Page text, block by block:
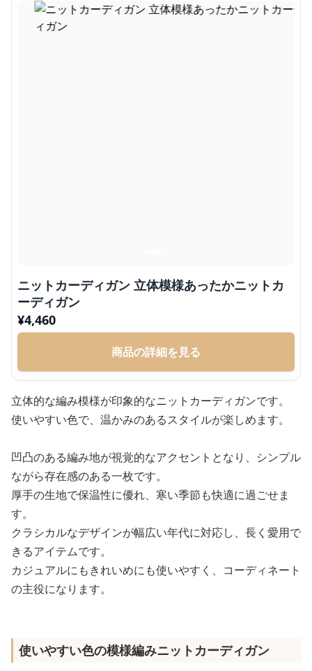
ニットカーディガン 立体模様あったかニットカ
ーディガン
¥4,460
商品の詳細を見る
立体的な編み模様が印象的なニットカーディガンです。
使いやすい色で、温かみのあるスタイルが楽しめます。
凹凸のある編み地が視覚的なアクセントとなり、シンプル
ながら存在感のある一枚です。
厚手の生地で保温性に優れ、寒い季節も快適に過ごせま
す。
クラシカルなデザインが幅広い年代に対応し、長く愛用で
きるアイテムです。
カジュアルにもきれいめにも使いやすく、コーディネート
の主役になります。
使いやすい色の模様編みニットカーディガン